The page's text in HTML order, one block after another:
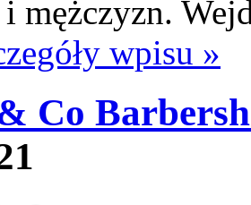
mężczyzn.
wpisu »
Co